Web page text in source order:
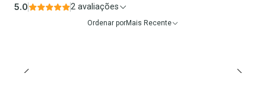
5.0 2 avaliações
Ordenar porMais Recente